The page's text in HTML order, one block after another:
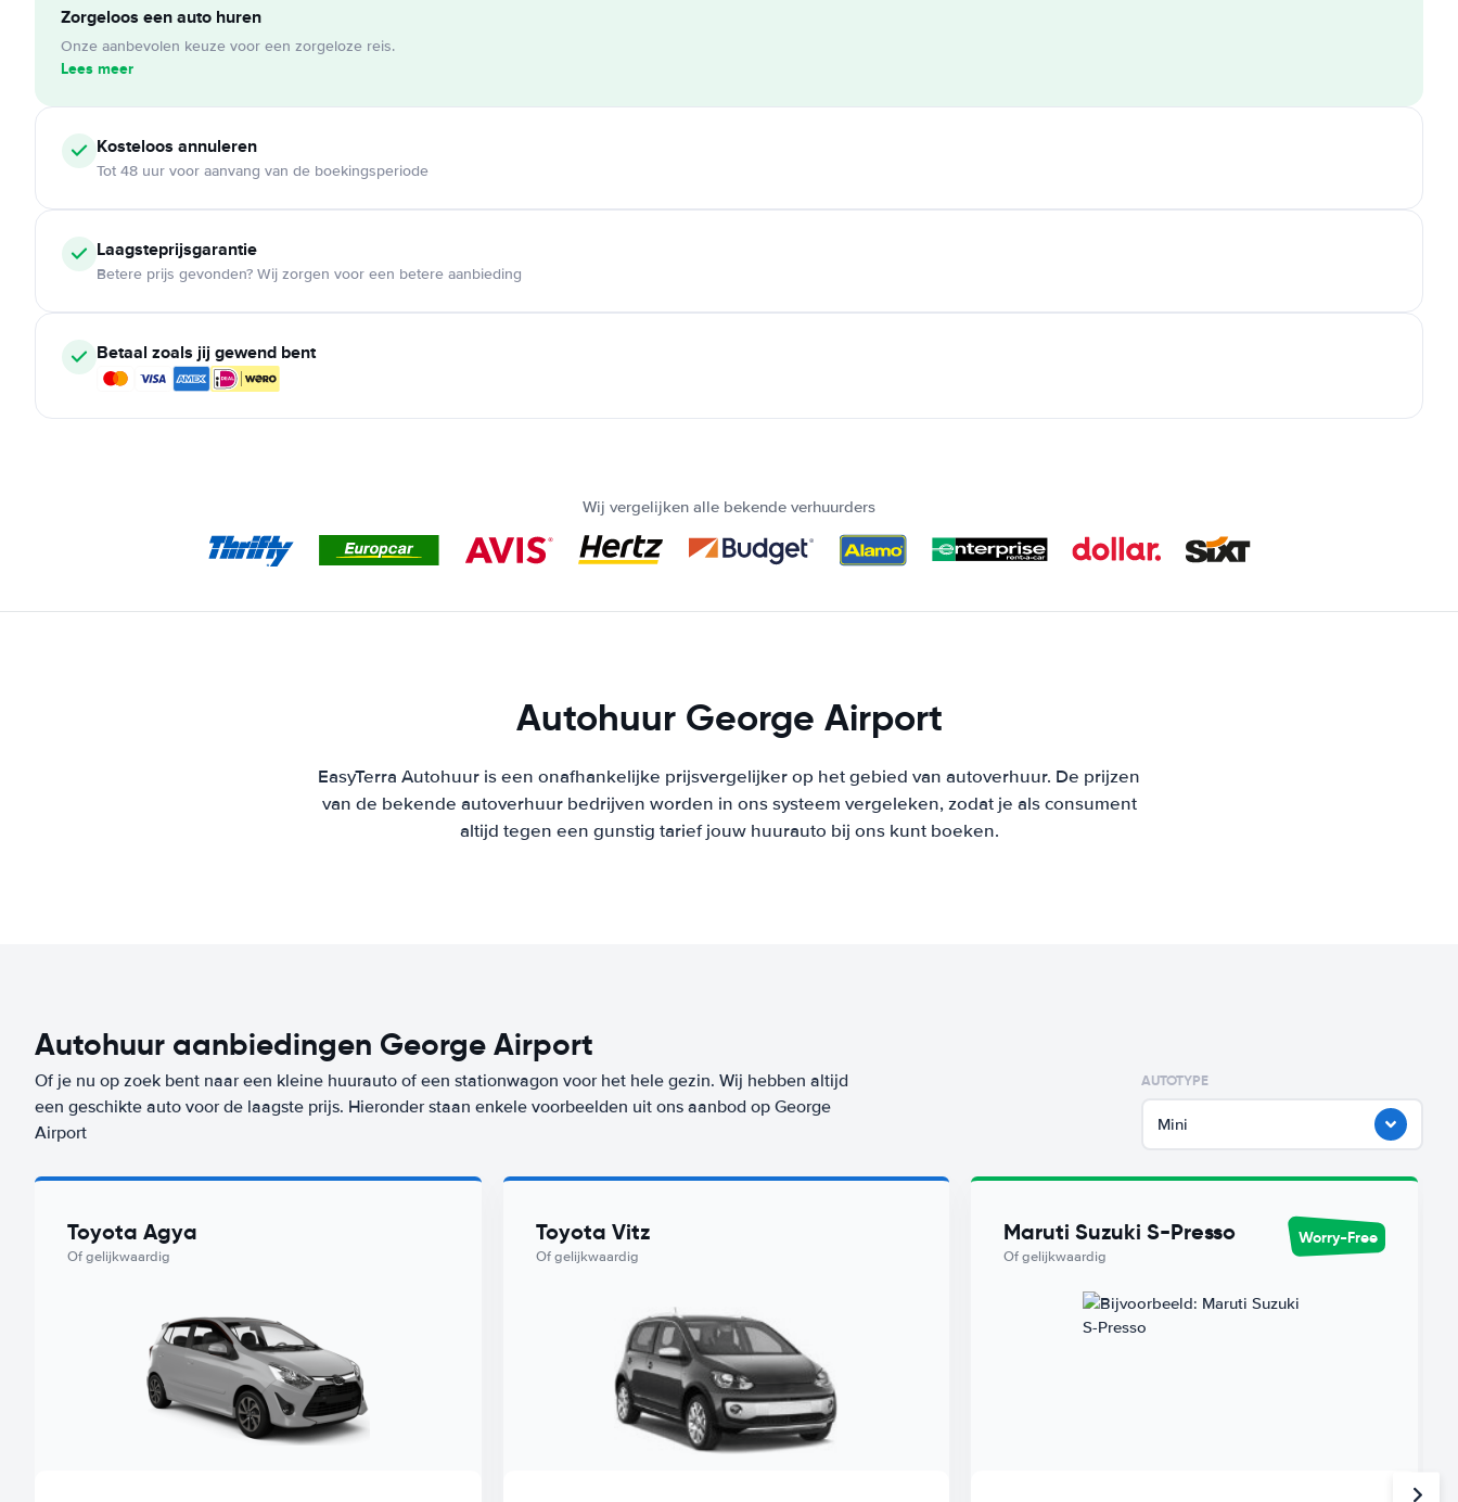
Zorgeloos een auto huren
Onze aanbevolen keuze voor een zorgeloze reis.
Lees meer
Kosteloos annuleren
Tot 48 uur voor aanvang van de boekingsperiode
Laagsteprijsgarantie
Betere prijs gevonden? Wij zorgen voor een betere aanbieding
Betaal zoals jij gewend bent
Wij vergelijken alle bekende verhuurders
Autohuur George Airport
EasyTerra Autohuur is een onafhankelijke prijsvergelijker op het gebied van autoverhuur. De prijzen
van de bekende autoverhuur bedrijven worden in ons systeem vergeleken, zodat je als consument
altijd tegen een gunstig tarief jouw huurauto bij ons kunt boeken.
Autohuur aanbiedingen George Airport
Of je nu op zoek bent naar een kleine huurauto of een stationwagon voor het hele gezin. Wij hebben altijd
een geschikte auto voor de laagste prijs. Hieronder staan enkele voorbeelden uit ons aanbod op George
Airport
AUTOTYPE
Mini
Toyota Agya
Of gelijkwaardig
Toyota Vitz
Of gelijkwaardig
Maruti Suzuki S-Presso
Of gelijkwaardig
Worry-Free